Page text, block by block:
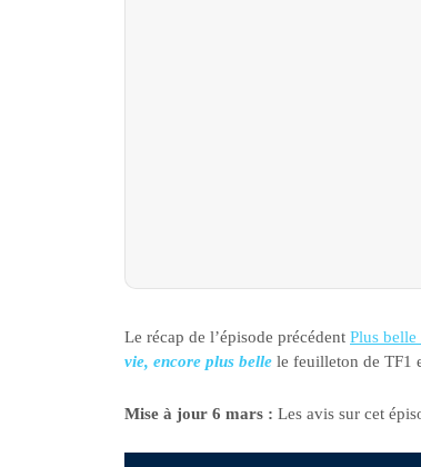
Le récap de l’épisode précédent Plus
vie, encore plus belle le feuilleton de TF1
Mise à jour 6 mars : Les avis sur cet